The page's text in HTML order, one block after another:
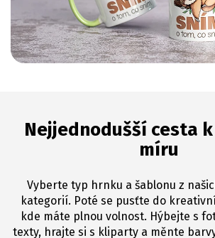
Nejjednodušší cesta
míru
Vyberte typ hrnku a šablonu z
kategorií. Poté se pusťte do
kde máte plnou volnost. Hýbejte s
texty, hrajte si s kliparty a měnte